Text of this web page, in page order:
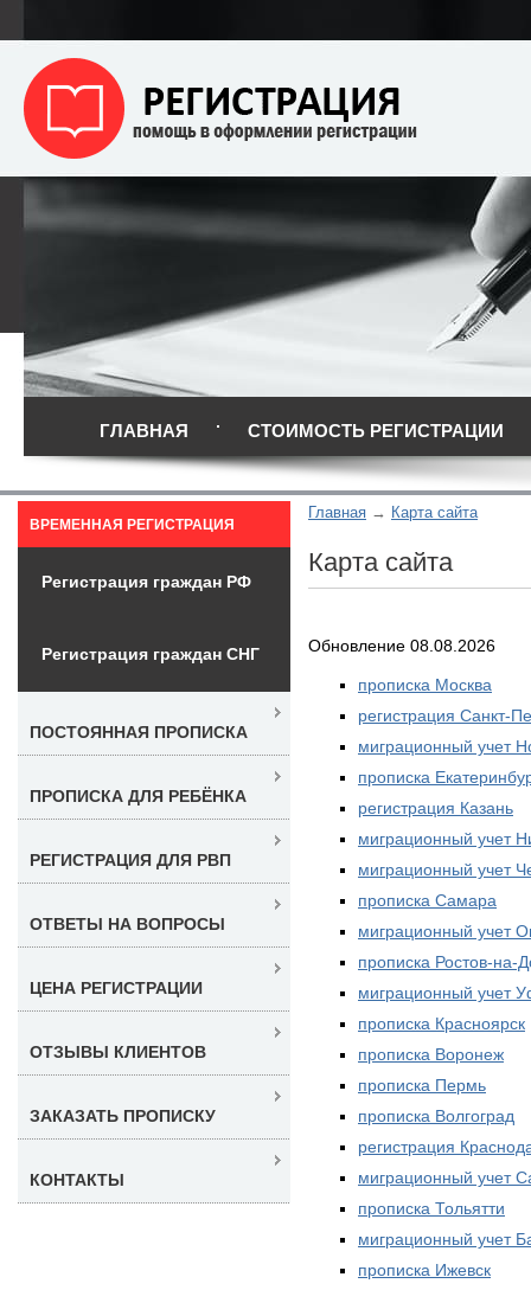
ГЛАВНАЯ СТОИМОСТЬ РЕГИСТРАЦИИ
Главная Карта сайта
Карта сайта
Обновление 08.08.2026
прописка Москва
регистрация Санкт-
миграционный учет
прописка
регистрация Казань
миграционный учет
миграционный учет
прописка Самара
миграционный учет
прописка Ростов-на-
миграционный учет
прописка Красноярск
прописка Воронеж
прописка Пермь
прописка Волгоград
регистрация
миграционный учет
прописка Тольятти
миграционный учет
прописка Ижевск
ВРЕМЕННАЯ РЕГИСТРАЦИЯ
Регистрация граждан РФ
Регистрация граждан СНГ
ПОСТОЯННАЯ ПРОПИСКА
ПРОПИСКА ДЛЯ РЕБЁНКА
РЕГИСТРАЦИЯ ДЛЯ РВП
ОТВЕТЫ НА ВОПРОСЫ
ЦЕНА РЕГИСТРАЦИИ
ОТЗЫВЫ КЛИЕНТОВ
ЗАКАЗАТЬ ПРОПИСКУ
КОНТАКТЫ